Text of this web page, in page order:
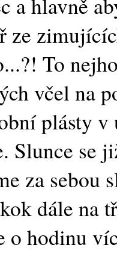
ze
To
včel na
plásty
Slunce se
za sebou
dále na
o hodinu